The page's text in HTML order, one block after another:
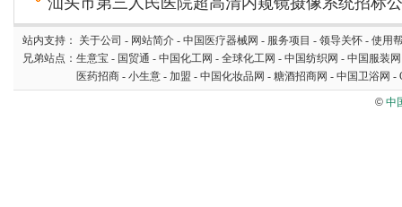
站内支持： 关于公司 - 网站简介 - 中国医疗器械网 - 服务项目 - 领导关怀 - 使用
兄弟站点： 生意宝 - 国贸通 - 中国化工网 - 全球化工网 - 中国纺织网 - 中国服装网
医药招商 - 小生意 - 加盟 - 中国化妆品网 - 糖酒招商网 - 中国卫浴网 -
© 中